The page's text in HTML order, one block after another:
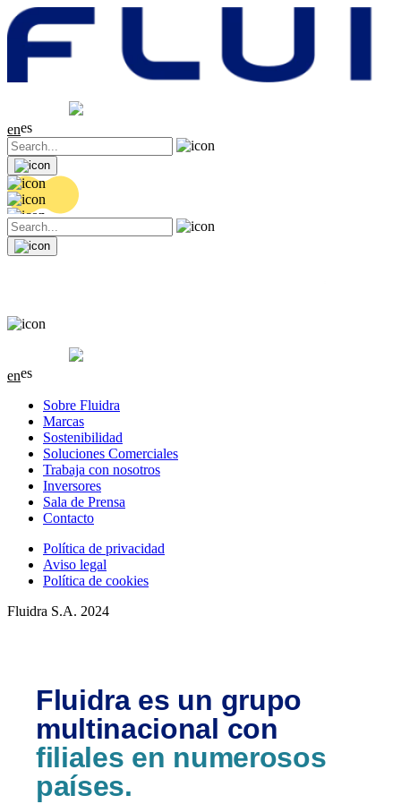
0.04 (+0.2%)
enes
0.04 (+0.2%)
enes
Sobre Fluidra
Marcas
Sostenibilidad
Soluciones Comerciales
Trabaja con nosotros
Inversores
Sala de Prensa
Contacto
Política de privacidad
Aviso legal
Política de cookies
Fluidra S.A. 2024
Fluidra es un grupo
multinacional con
filiales en numerosos
países.